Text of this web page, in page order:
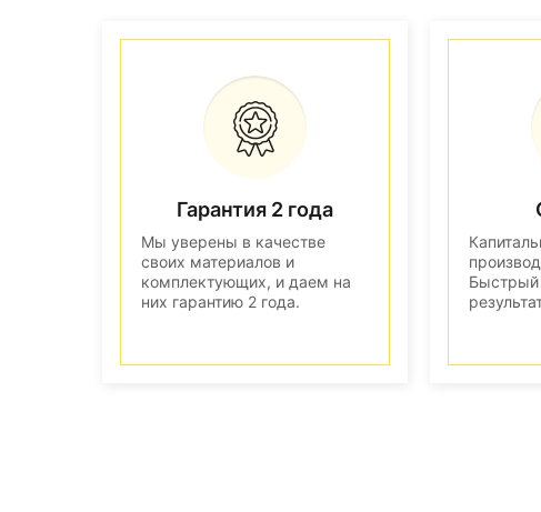
Гарантия 2 года
Мы уверены в качестве
своих материалов и
комплектующих, и даем на
них гарантию 2 года.
Быстрый